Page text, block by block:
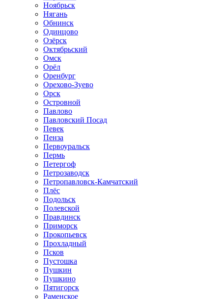
Ноябрьск
Нягань
Обнинск
Одинцово
Озёрск
Октябрьский
Омск
Орёл
Оренбург
Орехово-Зуево
Орск
Островной
Павлово
Павловский Посад
Певек
Пенза
Первоуральск
Пермь
Петергоф
Петрозаводск
Петропавловск-Камчатский
Плёс
Подольск
Полевской
Правдинск
Приморск
Прокопьевск
Прохладный
Псков
Пустошка
Пушкин
Пушкино
Пятигорск
Раменское